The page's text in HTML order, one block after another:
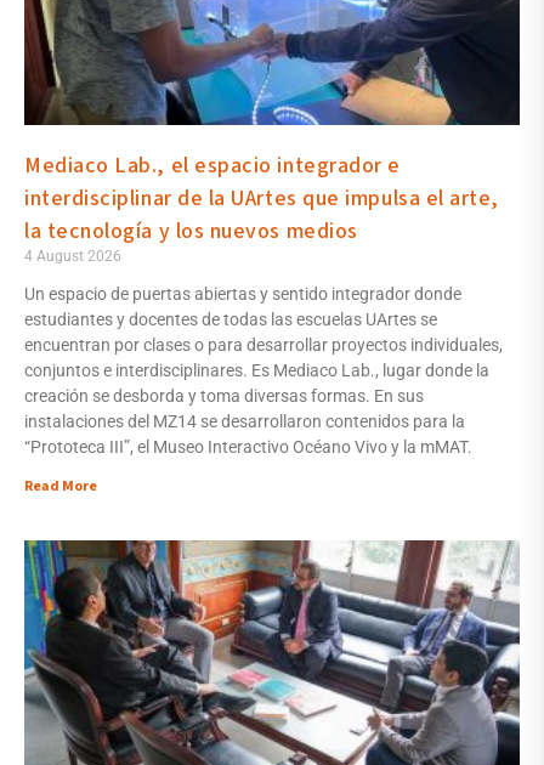
Mediaco Lab., el espacio integrador e
interdisciplinar de la UArtes que impulsa el arte,
la tecnología y los nuevos medios
4 August 2026
Un espacio de puertas abiertas y sentido integrador donde
estudiantes y docentes de todas las escuelas UArtes se
encuentran por clases o para desarrollar proyectos individuales,
conjuntos e interdisciplinares. Es Mediaco Lab., lugar donde la
creación se desborda y toma diversas formas. En sus
instalaciones del MZ14 se desarrollaron contenidos para la
“Prototeca III”, el Museo Interactivo Océano Vivo y la mMAT.
Read More